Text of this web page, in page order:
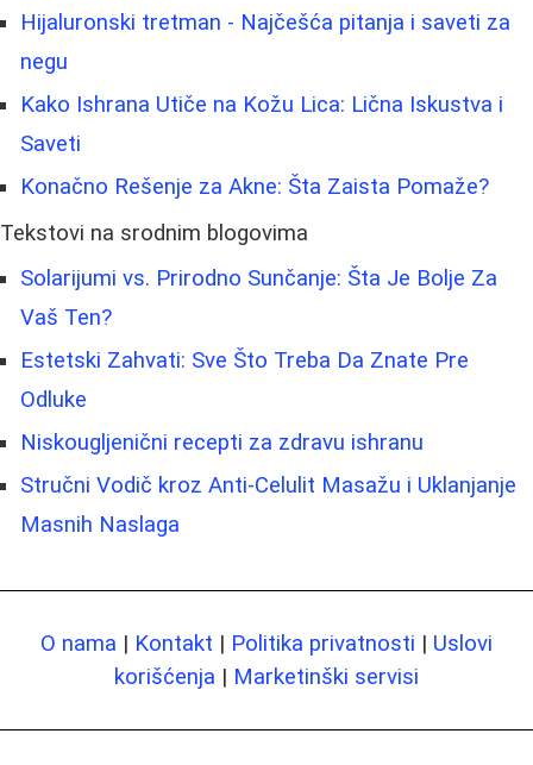
Hijaluronski tretman - Najčešća pitanja i saveti za
negu
Kako Ishrana Utiče na Kožu Lica: Lična Iskustva i
Saveti
Konačno Rešenje za Akne: Šta Zaista Pomaže?
Tekstovi na srodnim blogovima
Solarijumi vs. Prirodno Sunčanje: Šta Je Bolje Za
Vaš Ten?
Estetski Zahvati: Sve Što Treba Da Znate Pre
Odluke
Niskougljenični recepti za zdravu ishranu
Stručni Vodič kroz Anti-Celulit Masažu i Uklanjanje
Masnih Naslaga
O nama | Kontakt | Politika privatnosti | Uslovi
korišćenja | Marketinški servisi